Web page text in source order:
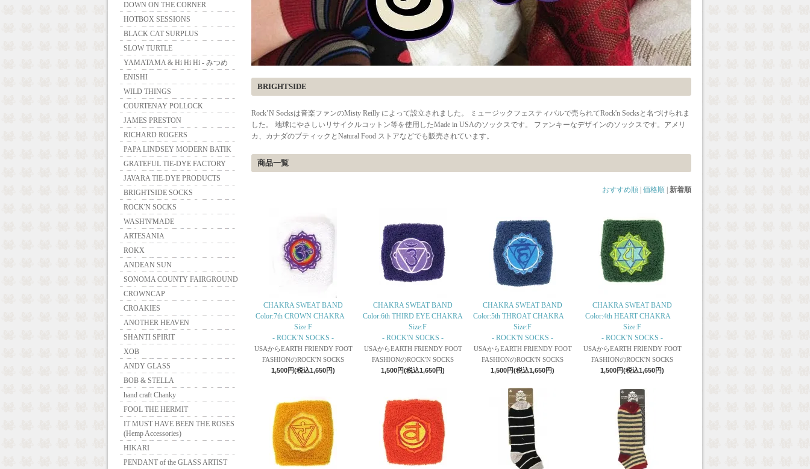
DOWN ON THE CORNER
HOTBOX SESSIONS
BLACK CAT SURPLUS
SLOW TURTLE
YAMATAMA & Hi Hi Hi - みつめ
ENISHI
WILD THINGS
COURTENAY POLLOCK
JAMES PRESTON
RICHARD ROGERS
PAPA LINDSEY MODERN BATIK
GRATEFUL TIE-DYE FACTORY
JAVARA TIE-DYE PRODUCTS
BRIGHTSIDE SOCKS
ROCK'N SOCKS
WASH'N'MADE
ARTESANIA
ROKX
ANDEAN SUN
SONOMA COUNTY FAIRGROUND
CROWNCAP
CROAKIES
ANOTHER HEAVEN
SHANTI SPIRIT
XOB
ANDY GLASS
BOB & STELLA
hand craft Chanky
FOOL THE HERMIT
IT MUST HAVE BEEN THE ROSES
(Hemp Accessories)
HIKARI
PENDANT of the GLASS ARTIST
BRIGHTSIDE
Rock’N Socksは音楽ファンのMisty Reilly によって設立されました。 ミュージックフェスティバルで売られてRock'n Socksと名づけられま
した。 地球にやさしいリサイクルコットン等を使用したMade in USAのソックスです。 ファンキーなデザインのソックスです。アメリ
カ、カナダのブティックとNatural Food ストアなどでも販売されています。
商品一覧
おすすめ順 価格順 新着順
CHAKRA SWEAT BAND
Color:7th CROWN CHAKRA
Size:F
- ROCK'N SOCKS -
USAからEARTH FRIENDY FOOT
FASHIONのROCK'N SOCKS
1,500円(税込1,650円)
CHAKRA SWEAT BAND
Color:6th THIRD EYE CHAKRA
Size:F
- ROCK'N SOCKS -
USAからEARTH FRIENDY FOOT
FASHIONのROCK'N SOCKS
1,500円(税込1,650円)
CHAKRA SWEAT BAND
Color:5th THROAT CHAKRA
Size:F
- ROCK'N SOCKS -
USAからEARTH FRIENDY FOOT
FASHIONのROCK'N SOCKS
1,500円(税込1,650円)
CHAKRA SWEAT BAND
Color:4th HEART CHAKRA
Size:F
- ROCK'N SOCKS -
USAからEARTH FRIENDY FOOT
FASHIONのROCK'N SOCKS
1,500円(税込1,650円)